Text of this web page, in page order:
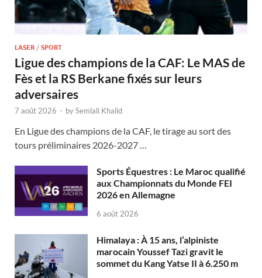
LASER / SPORT
Ligue des champions de la CAF: Le MAS de
Fès et la RS Berkane fixés sur leurs
adversaires
7 août 2026 - bySemlali Khalid
En Ligue des champions de la CAF, le tirage au sort des
tours préliminaires 2026-2027 …
Sports Équestres : Le Maroc qualifié
aux Championnats du Monde FEI
2026 en Allemagne
6 août 2026
Himalaya : À 15 ans, l’alpiniste
marocain Youssef Tazi gravit le
sommet du Kang Yatse II à 6.250 m